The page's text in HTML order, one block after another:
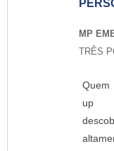
MP
TRÊS
up